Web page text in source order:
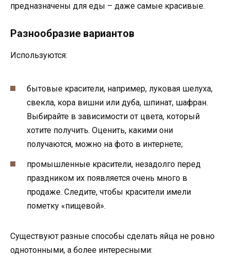
предназначены для еды – даже самые красивые.
Разнообразие вариантов
Используются:
бытовые красители, например, луковая шелуха,
свекла, кора вишни или дуба, шпинат, шафран.
Выбирайте в зависимости от цвета, который
хотите получить. Оценить, какими они
получаются, можно на фото в интернете;
промышленные красители, незадолго перед
праздником их появляется очень много в
продаже. Следите, чтобы красители имели
пометку «пищевой».
Существуют разные способы сделать яйца не ровно
однотонными, а более интересными: